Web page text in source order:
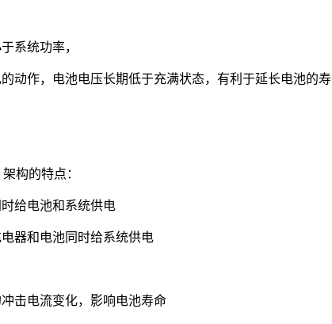
系统功率，
动作，电池电压长期低于充满状态，有利于延长电池的寿
构的特点：
给电池和系统供电
器和电池同时给系统供电
击电流变化，影响电池寿命